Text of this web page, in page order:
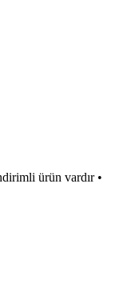
ürün vardır •